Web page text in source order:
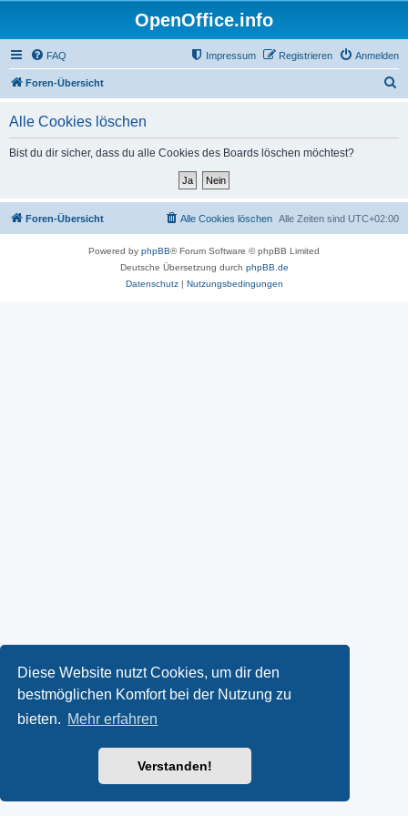
Diese Website nutzt Cookies, um dir den
bestmöglichen Komfort bei der Nutzung zu
bieten. Mehr erfahren
Verstanden!
OpenOffice.info
FAQ Anmelden
Registrieren
Impressum
Foren-Übersicht
Alle Cookies löschen
Bist du dir sicher, dass du alle Cookies des Boards löschen möchtest?
Foren-Übersicht Alle Zeiten sind UTC+02:00
Alle Cookies löschen
Powered by phpBB® Forum Software © phpBB Limited
Deutsche Übersetzung durch phpBB.de
Datenschutz| Nutzungsbedingungen